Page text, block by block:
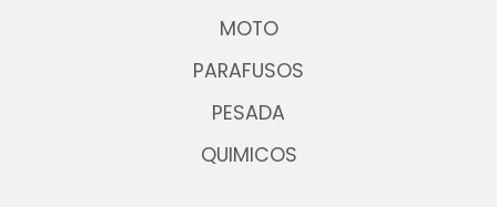
MOTO
PARAFUSOS
PESADA
QUIMICOS